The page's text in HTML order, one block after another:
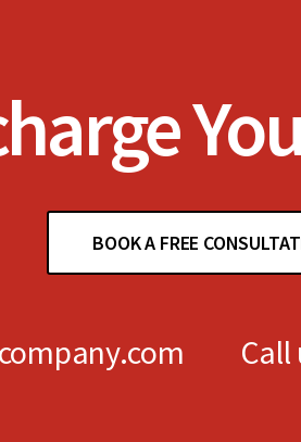
BOOK A FREE
Call